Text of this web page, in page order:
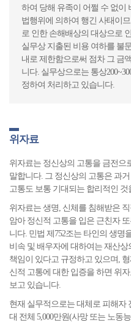
하여 당해 유족이 어쩔 수 없이
법행위에 의하여 행긴 사태이
로 인한 손해배상의 대상으로
실무상 지출된 비용 여하를 불
내로 제한함으로써 점차 그 금
니다. 실무상으로는 통상
정하여 처리하고 있습니다.
위자료
위자료는 정신상의 고통을 금전으
말합니다. 그 정신상의 고통은 과
고통도 보통 기대되는 합리적인 것
위자료는 생명, 신체를 침해받은
암아 정신적 고통을 입은 근친자
니다. 민법 제752조는 타인의 생명
비속 및 배우자에 대하여는 재산
책임이 있다고 규정하고 있으며,
신적 고통에 대한 입증을 하면 위
보고 있습니다.
현재 실무적으로는 대체로 피해자
대 전체 5,000만원(사망 또는 노동